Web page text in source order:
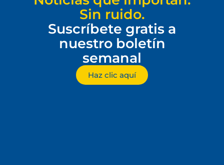
Sin ruido.
Suscríbete gratis a
nuestro boletín
semanal
Haz clic aquí